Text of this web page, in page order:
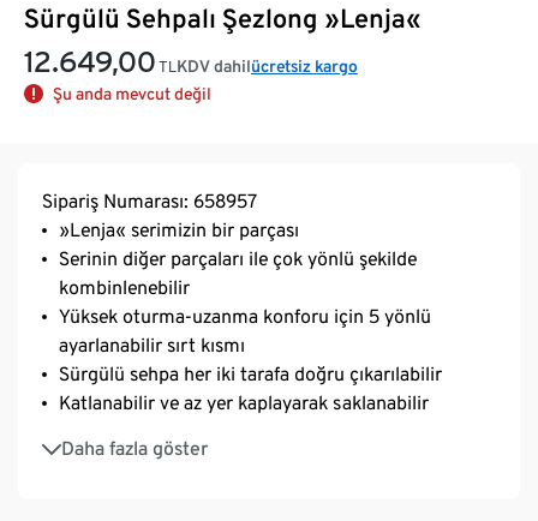
Sürgülü Sehpalı Şezlong »Lenja«
12.649,00 TL KDV dahilücretsiz kargo
Şu anda mevcut değil
Sipariş Numarası: 658957
»Lenja« serimizin bir parçası
Serinin diğer parçaları ile çok yönlü şekilde
kombinlenebilir
Yüksek oturma-uzanma konforu için 5 yönlü
ayarlanabilir sırt kısmı
Sürgülü sehpa her iki tarafa doğru çıkarılabilir
Katlanabilir ve az yer kaplayarak saklanabilir
Daha fazla göster
Liegefläche aus pflegeleichtem, schnell
trocknendem und elastischem Textilen, keine